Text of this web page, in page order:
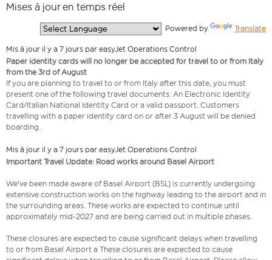
Mises à jour en temps réel
Powered by Translate
Mis à jour il y a 7 jours par easyJet Operations Control
Paper identity cards will no longer be accepted for travel to or from Italy
from the 3rd of August
If you are planning to travel to or from Italy after this date, you must
present one of the following travel documents: An Electronic Identity
Card/Italian National Identity Card or a valid passport. Customers
travelling with a paper identity card on or after 3 August will be denied
boarding.
Mis à jour il y a 7 jours par easyJet Operations Control
Important Travel Update: Road works around Basel Airport
We've been made aware of Basel Airport (BSL) is currently undergoing
extensive construction works on the highway leading to the airport and in
the surrounding areas. These works are expected to continue until
approximately mid-2027 and are being carried out in multiple phases.
These closures are expected to cause significant delays when travelling
to or from Basel Airport a These closures are expected to cause